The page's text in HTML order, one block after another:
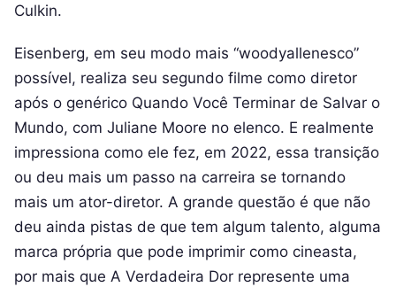
Culkin.
Eisenberg, em seu modo mais “woodyallenesco”
possível, realiza seu segundo filme como diretor
após o genérico Quando Você Terminar de Salvar o
Mundo, com Juliane Moore no elenco. E realmente
impressiona como ele fez, em 2022, essa transição
ou deu mais um passo na carreira se tornando
mais um ator-diretor. A grande questão é que não
deu ainda pistas de que tem algum talento, alguma
marca própria que pode imprimir como cineasta,
por mais que A Verdadeira Dor represente uma